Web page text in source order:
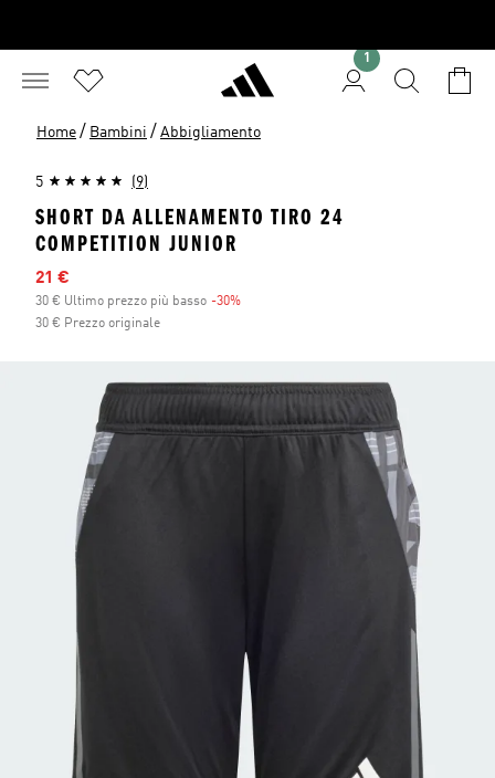
Home / Bambini / Abbigliamento
5 (9)
SHORT DA ALLENAMENTO TIRO 24
COMPETITION JUNIOR
Prezzo scontato
21 €
30 € Ultimo prezzo più basso -30%
30 € Prezzo originale